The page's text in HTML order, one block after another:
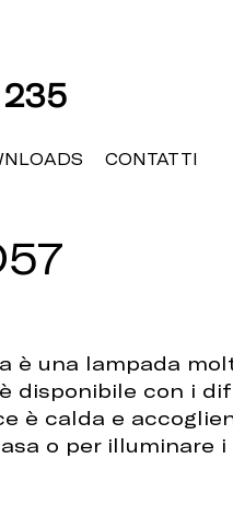
235
CONTATTI
è una lampada
disponibile con i
è calda e
o per illuminare